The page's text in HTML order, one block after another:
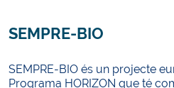
SEMPRE-BIO
SEMPRE-BIO és un projecte
Programa HORIZON que té